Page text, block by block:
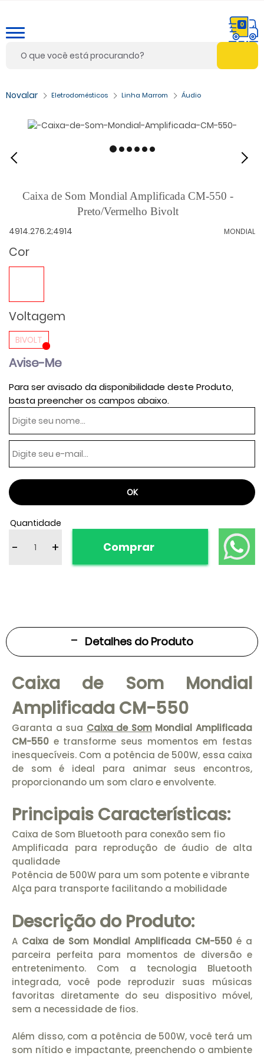
0
Eletrodomésticos Linha Marrom Áudio
Caixa de Som Mondial Amplificada CM-550 -
Preto/Vermelho Bivolt
MONDIAL
4914.276.2;4914
Cor
Voltagem
BIVOLT
Avise-Me
Para ser avisado da disponibilidade deste Produto,
basta preencher os campos abaixo.
Quantidade
- + Comprar
Detalhes do Produto
Caixa de Som Mondial
Amplificada CM-550
Garanta a sua Caixa de SomMondial Amplificada
CM-550 e transforme seus momentos em festas
inesquecíveis. Com a potência de 500W, essa caixa
de som é ideal para animar seus encontros,
proporcionando um som claro e envolvente.
Principais Características:
Caixa de Som Bluetooth para conexão sem fio
Amplificada para reprodução de áudio de alta
qualidade
Potência de 500W para um som potente e vibrante
Alça para transporte facilitando a mobilidade
Descrição do Produto:
A Caixa de Som Mondial Amplificada CM-550 é a
parceira perfeita para momentos de diversão e
entretenimento. Com a tecnologia Bluetooth
integrada, você pode reproduzir suas músicas
favoritas diretamente do seu dispositivo móvel,
sem a necessidade de fios.
Além disso, com a potência de 500W, você terá um
som nítido e impactante, preenchendo o ambiente